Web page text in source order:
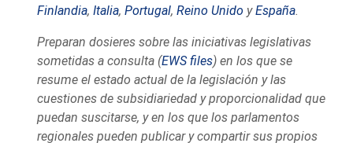
Finlandia,Italia,Portugal,Reino Unido yEspaña.
Preparan dosieres sobre las iniciativas legislativas
sometidas a consulta (EWS files) en los que se
resume el estado actual de la legislación y las
cuestiones de subsidiariedad y proporcionalidad que
puedan suscitarse, y en los que los parlamentos
regionales pueden publicar y compartir sus propios